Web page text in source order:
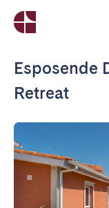
Esposende
Retreat